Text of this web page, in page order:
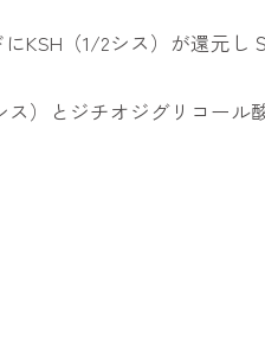
KSH（1/2シス）が還元し
）とジチオジグリコール